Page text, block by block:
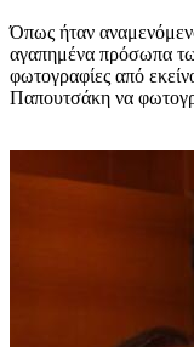
Όπως ήταν
αγαπημένα πρόσωπα
φωτογραφίες από
Παπουτσάκη να